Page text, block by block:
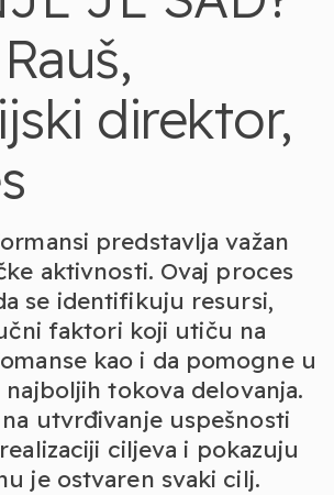
direktor,
predstavlja važan
aktivnosti. Ovaj proces
se identifikuju resursi,
faktori koji utiču na
kao i da pomogne u
tokova delovanja.
utvrđivanje uspešnosti
ciljeva i pokazuju
je ostvaren svaki cilj.